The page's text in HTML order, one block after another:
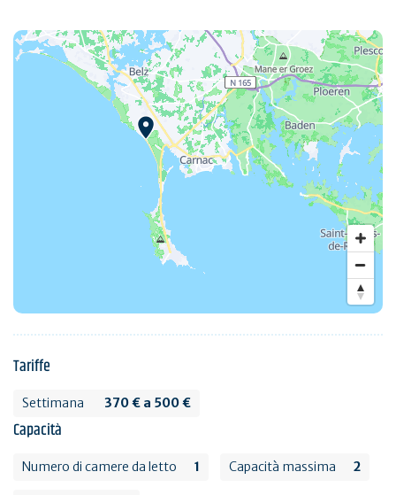
Tariffe
Settimana 370 € a 500 €
Capacità
Numero di camere da letto 1 Capacità massima 2